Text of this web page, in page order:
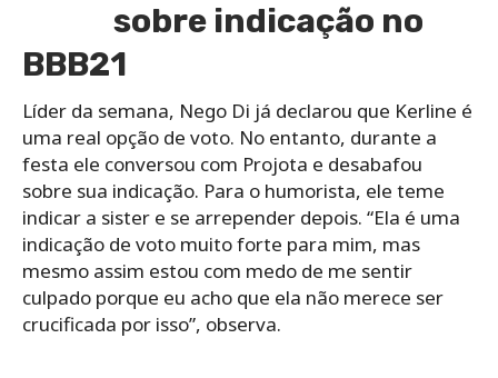
sobre indicação no
BBB21
Líder da semana, Nego Di já declarou que Kerline é
uma real opção de voto. No entanto, durante a
festa ele conversou com Projota e desabafou
sobre sua indicação. Para o humorista, ele teme
indicar a sister e se arrepender depois. “Ela é uma
indicação de voto muito forte para mim, mas
mesmo assim estou com medo de me sentir
culpado porque eu acho que ela não merece ser
crucificada por isso”, observa.